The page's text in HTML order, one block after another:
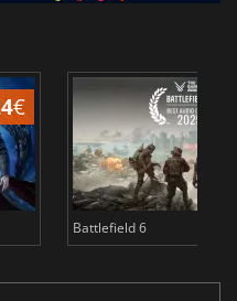
€
Battlefield 6